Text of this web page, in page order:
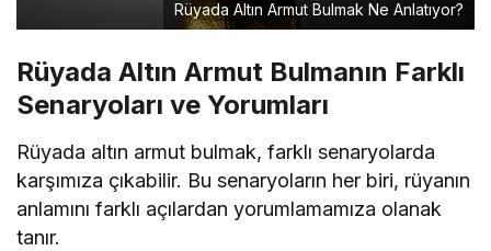
Rüyada Altın Armut Bulmak Ne Anlatıyor?
Rüyada Altın Armut Bulmanın Farklı
Senaryoları ve Yorumları
Rüyada altın armut bulmak, farklı senaryolarda
karşımıza çıkabilir. Bu senaryoların her biri, rüyanın
anlamını farklı açılardan yorumlamamıza olanak
tanır.